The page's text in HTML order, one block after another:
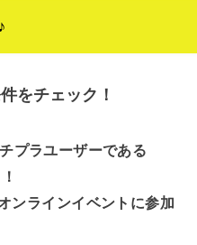
をチェック！
プラユーザーである
ンラインイベントに参加